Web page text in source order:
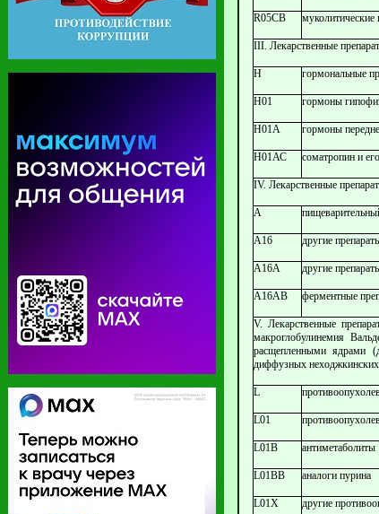
R05CB муколитические
III. Лекарственные
Н гормональные
Н01 гормоны
Н01А гормоны
Н01АС соматропин и
IV. Лекарственные
А
А16 другие
А16А другие
А16АВ ферментные
V. Лекарственные
макроглобулинемия
расщепленными ядрами
диффузных
L
L01
L01B антиметаболиты
L01BB аналоги пурина
L01X другие